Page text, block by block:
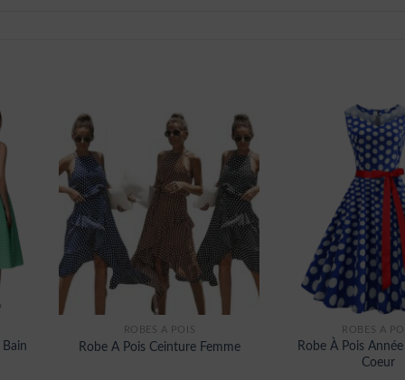
ROBES À POIS
Robe A Pois Ceinture Femme
ROBES À
Robe À Pois
Coeur